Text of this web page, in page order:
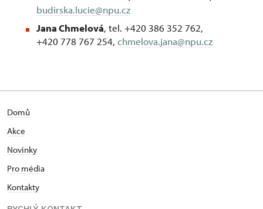
budirska.lucie@npu.cz
Jana Chmelová, tel. +420 386 352 762,
+420 778 767 254, chmelova.jana@npu.cz
Domů
Akce
Novinky
Pro média
Kontakty